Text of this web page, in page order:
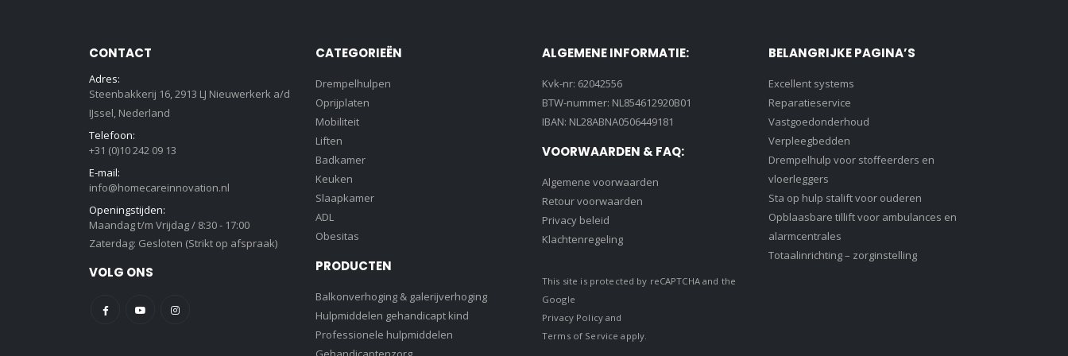
de
productpagina
CONTACT
Adres:
Steenbakkerij 16, 2913 LJ Nieuwerkerk a/d
IJssel, Nederland
Telefoon:
+31 (0)10 242 09 13
E-mail:
info@homecareinnovation.nl
Openingstijden:
Maandag t/m Vrijdag / 8:30 - 17:00
Zaterdag: Gesloten (Strikt op afspraak)
VOLG ONS
CATEGORIEËN
Drempelhulpen
Oprijplaten
Mobiliteit
Liften
Badkamer
Keuken
Slaapkamer
ADL
Obesitas
PRODUCTEN
Balkonverhoging & galerijverhoging
Hulpmiddelen gehandicapt kind
Professionele hulpmiddelen
ALGEMENE INFORMATIE:
Kvk-nr: 62042556
BTW-nummer: NL854612920B01
IBAN: NL28ABNA0506449181
VOORWAARDEN & FAQ:
Algemene voorwaarden
Retour voorwaarden
Privacy beleid
Klachtenregeling
This site is protected by reCAPTCHA and the
Google
Privacy Policyand
Terms of Service apply.
BELANGRIJKE PAGINA’S
Excellent systems
Reparatieservice
Vastgoedonderhoud
Verpleegbedden
Drempelhulp voor stoffeerders en
vloerleggers
Sta op hulp stalift voor ouderen
Opblaasbare tillift voor ambulances en
alarmcentrales
Totaalinrichting – zorginstelling